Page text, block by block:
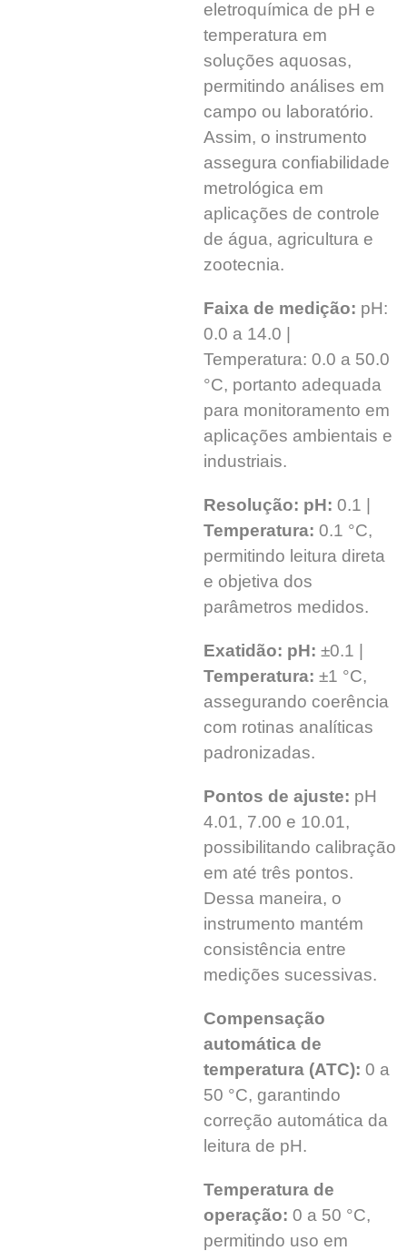
eletroquímica de pH e
temperatura em
soluções aquosas,
permitindo análises em
campo ou laboratório.
Assim, o instrumento
assegura confiabilidade
metrológica em
aplicações de controle
de água, agricultura e
zootecnia.
Faixa de medição: pH:
0.0 a 14.0 |
Temperatura: 0.0 a 50.0
°C, portanto adequada
para monitoramento em
aplicações ambientais e
industriais.
Resolução: pH: 0.1 |
Temperatura: 0.1 °C,
permitindo leitura direta
e objetiva dos
parâmetros medidos.
Exatidão: pH: ±0.1 |
Temperatura: ±1 °C,
assegurando coerência
com rotinas analíticas
padronizadas.
Pontos de ajuste: pH
4.01, 7.00 e 10.01,
possibilitando calibração
em até três pontos.
Dessa maneira, o
instrumento mantém
consistência entre
medições sucessivas.
Compensação
automática de
temperatura (ATC): 0 a
50 °C, garantindo
correção automática da
leitura de pH.
Temperatura de
operação: 0 a 50 °C,
permitindo uso em